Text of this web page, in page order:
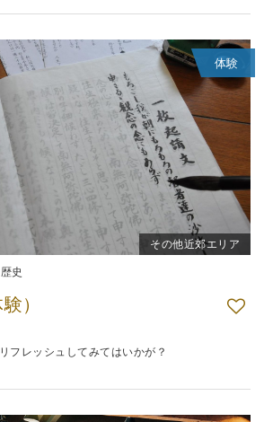
体験
その他近郊エリア
歴史
）
フレッシュしてみてはいかが？